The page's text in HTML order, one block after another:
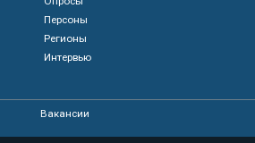
Персоны
Регионы
Интервью
Вакансии